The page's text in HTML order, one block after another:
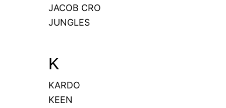
JACOB CRO
JUNGLES
K
KARDO
KEEN